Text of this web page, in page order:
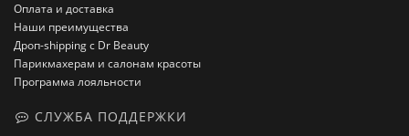
Оплата и доставка
Наши преимущества
Дроп-shipping с Dr Beauty
Парикмахерам и салонам красоты
Программа лояльности
СЛУЖБА ПОДДЕРЖКИ